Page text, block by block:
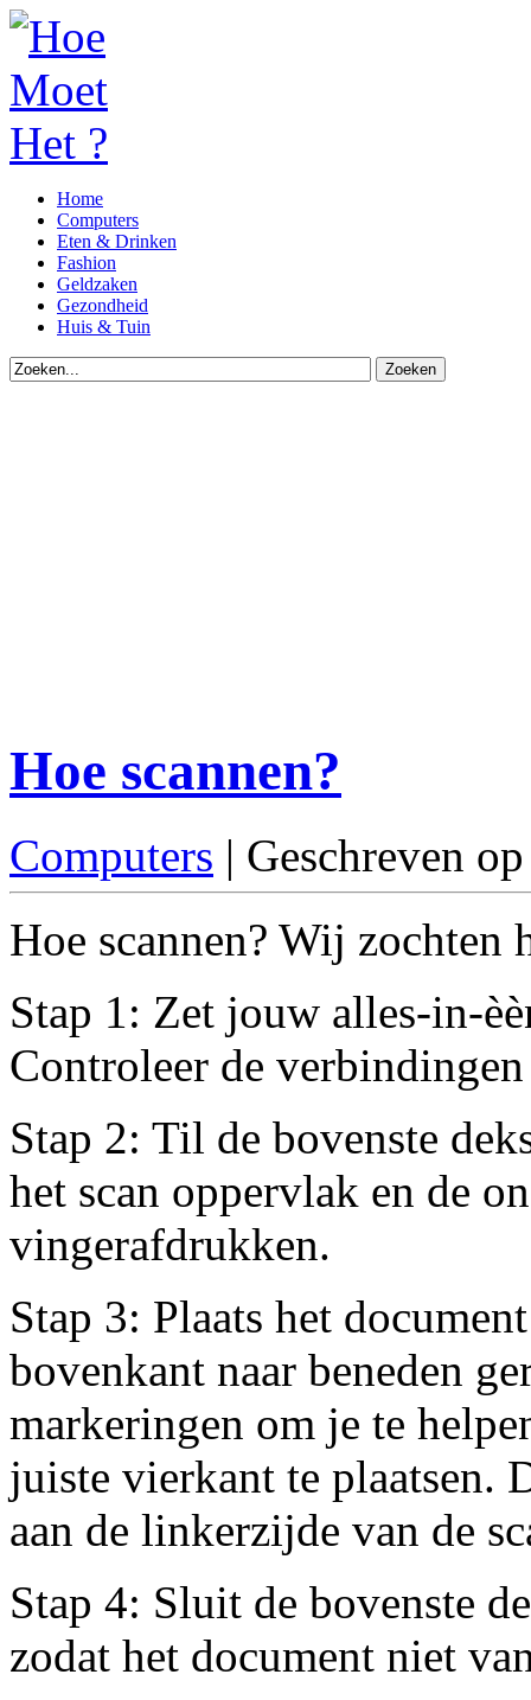
Home
Computers
Eten & Drinken
Fashion
Geldzaken
Gezondheid
Huis & Tuin
Hoe scannen?
Computers | Geschreven
Hoe scannen? Wij zochten
Stap 1: Zet jouw alles-in-
Controleer de
Stap 2: Til de bovenste
het scan oppervlak en de
vingerafdrukken.
Stap 3: Plaats het
bovenkant naar beneden
markeringen om je te
juiste vierkant te plaatsen.
aan de linkerzijde van de
Stap 4: Sluit de bovenste
zodat het document niet